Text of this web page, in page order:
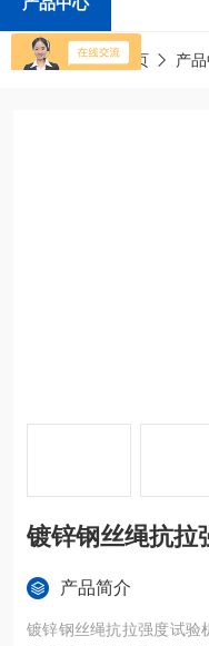
当前位置：首页 产
镀锌钢丝绳抗拉
产品简介
镀锌钢丝绳抗拉强度试验